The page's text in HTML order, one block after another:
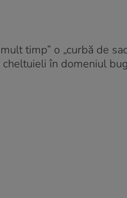
timp” o „curbă de
în domeniul